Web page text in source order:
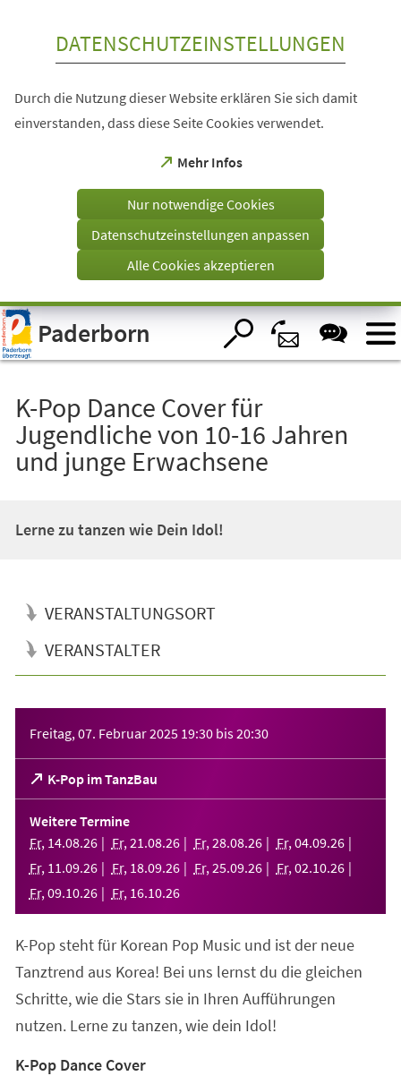
Visuelle
Assistenzsoftware
öffnen.
DATENSCHUTZEINSTELLUNGEN
Durch die Nutzung dieser Website erklären Sie sich damit
einverstanden, dass diese Seite Cookies verwendet.
Mehr Infos
(Öffnet
einem
Tab)
Nur notwendige Cookies
Datenschutzeinstellungen anpassen
Alle Cookies akzeptieren
Paderborn
K-Pop Dance Cover für
Jugendliche von 10-16 Jahren
und junge Erwachsene
Lerne zu tanzen wie Dein Idol!
VERANSTALTUNGSORT
VERANSTALTER
Freitag, 07. Februar 2025 19:30 bis20:30
K-Pop im TanzBau
(Öffnet
in
einem
neuen
Tab)
Weitere Termine
Fr, 14.08.26 Fr, 21 .08.26 Fr, 28.08.26 Fr, 04.09.26
Fr, 11 .09.26 Fr, 18.09.26 Fr, 25.09.26 Fr, 02.10.26
Fr, 09.10.26 Fr, 16.10.26
K-Pop steht für Korean Pop Music und ist der neue
Tanztrend aus Korea! Bei uns lernst du die gleichen
Schritte, wie die Stars sie in Ihren Aufführungen
nutzen. Lerne zu tanzen, wie dein Idol!
K-Pop Dance Cover